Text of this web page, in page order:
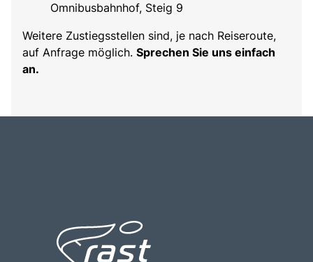
Omnibusbahnhof, Steig 9
Weitere Zustiegsstellen sind, je nach Reiseroute,
auf Anfrage möglich. Sprechen Sie uns einfach
an.